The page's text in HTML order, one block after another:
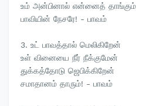
உம் அன்பினால் என்னைத் தாங்கும்
பாவியின் நேசரே! - பாவம்
3. உட் பாவத்தால் மெலிகிறேன்
உள் வினையை நீர் நீக்குமேன்
துக்கத்தோடு ஜெபிக்கிறேன்
சமாதானம் தாரும்! - பாவம்